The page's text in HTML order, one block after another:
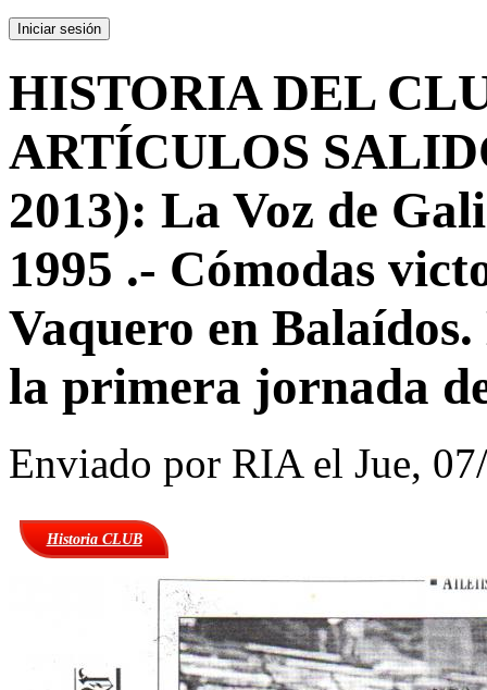
HISTORIA DEL
ARTÍCULOS
2013): La Voz de
1995 .- Cómodas
Vaquero en
la primera jornada
Enviado por RIAel Jue,
Historia CLUB